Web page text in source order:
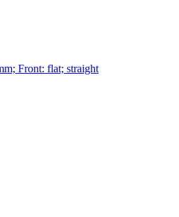
Front: flat; straight